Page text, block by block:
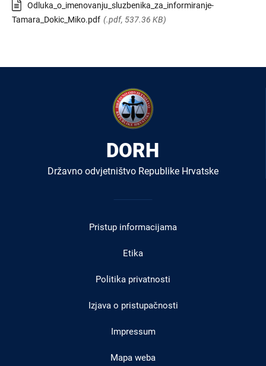
Odluka_o_imenovanju_sluzbenika_za_informiranje-
Tamara_Dokic_Miko.pdf (.pdf, 537.36 KB)
DORH
Državno odvjetništvo Republike Hrvatske
Pristup informacijama
Etika
Politika privatnosti
Izjava o pristupačnosti
Impressum
Mapa weba